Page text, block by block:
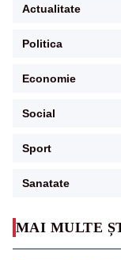
MAI MULTE
Actualitate
Politica
Economie
Social
Sport
Sanatate